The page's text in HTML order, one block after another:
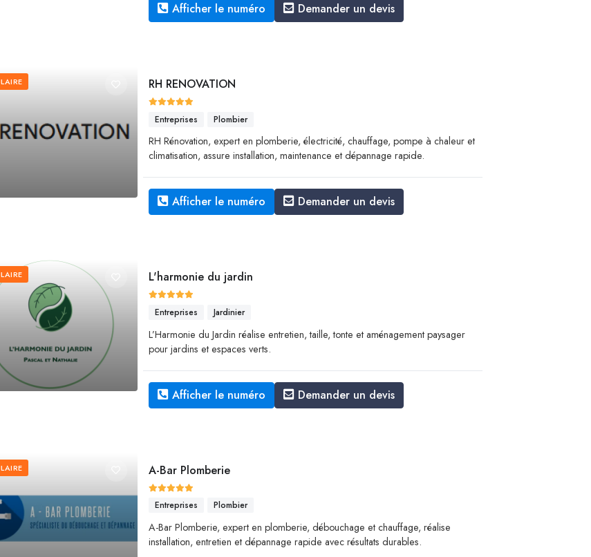
Afficher le numéro Demander un devis
RH RENOVATION
Entreprises Plombier
RH Rénovation, expert en plomberie, électricité, chauffage, pompe à chaleur et
climatisation, assure installation, maintenance et dépannage rapide.
Afficher le numéro Demander un devis
L'harmonie du jardin
Entreprises Jardinier
L’Harmonie du Jardin réalise entretien, taille, tonte et aménagement paysager
pour jardins et espaces verts.
Afficher le numéro Demander un devis
A-Bar Plomberie
Entreprises Plombier
A-Bar Plomberie, expert en plomberie, débouchage et chauffage, réalise
installation, entretien et dépannage rapide avec résultats durables.